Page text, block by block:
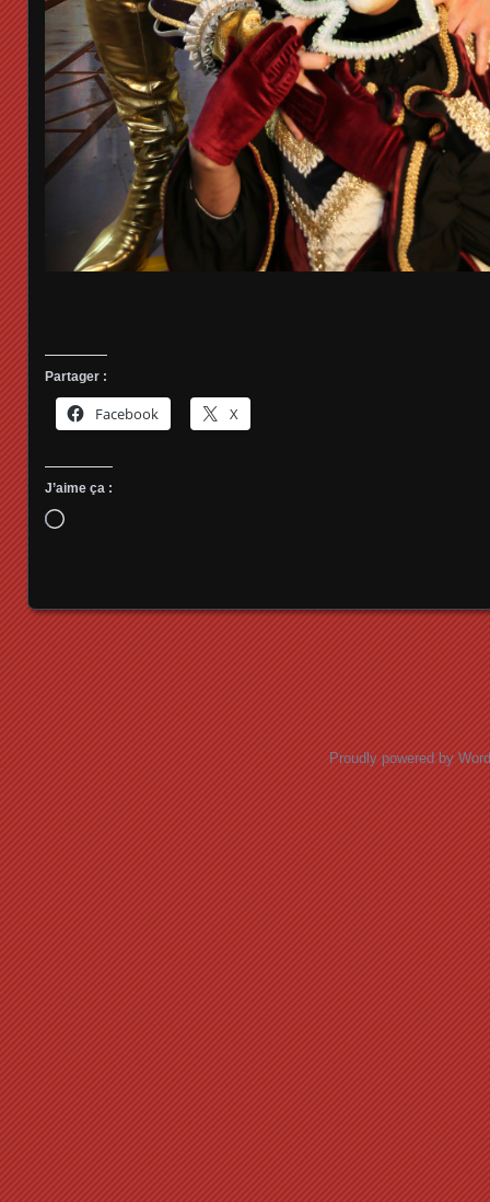
Partager :
Facebook X
J’aime ça :
Chargement…
Proudly powered by